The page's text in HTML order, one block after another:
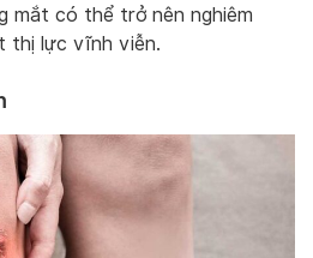
mắt có thể trở nên nghiêm
thị lực vĩnh viễn.